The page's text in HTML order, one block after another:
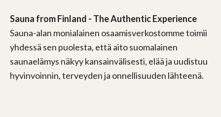
Sauna from Finland - The Authentic Experience
Sauna-alan monialainen osaamisverkostomme toimii
yhdessä sen puolesta, että aito suomalainen
saunaelämys näkyy kansainvälisesti, elää ja uudistuu
hyvinvoinnin, terveyden ja onnellisuuden lähteenä.